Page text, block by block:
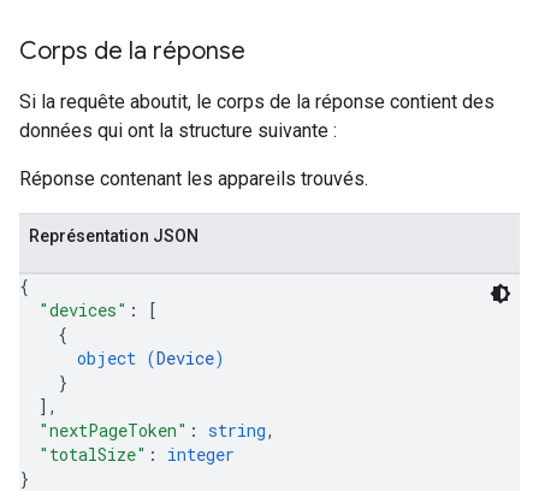
Corps de la réponse
Si la requête aboutit, le corps de la réponse contient des
données qui ont la structure suivante :
Réponse contenant les appareils trouvés.
Représentation JSON
{
"devices" :
[
{
object (Device)
}
] ,
"nextPageToken" : string,
"totalSize" : integer
}